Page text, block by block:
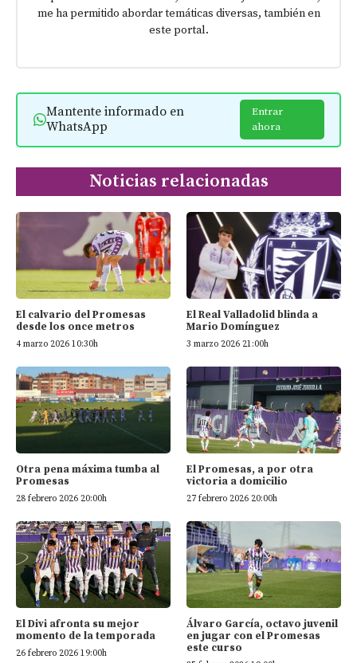
me ha permitido abordar temáticas diversas, también en
este portal.
Mantente informado en
WhatsApp
Entrar
ahora
Noticias relacionadas
El calvario del Promesas
desde los once metros
4 marzo 2026 10:30h
El Real Valladolid blinda a
Mario Domínguez
3 marzo 2026 21:00h
Otra pena máxima tumba al
Promesas
28 febrero 2026 20:00h
El Promesas, a por otra
victoria a domicilio
27 febrero 2026 20:00h
El Divi afronta su mejor
momento de la temporada
26 febrero 2026 19:00h
Álvaro García, octavo juvenil
en jugar con el Promesas
este curso